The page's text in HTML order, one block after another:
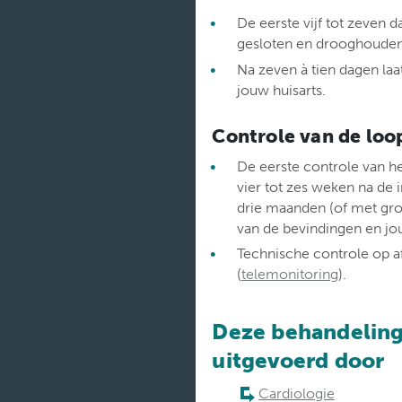
De eerste vijf tot zeven
gesloten en
Na zeven à tien dagen
jouw huisarts.
Controle van de
De eerste controle van
vier tot zes weken na de
drie maanden (of met
van de
Technische controle op
(telemonitoring).
Deze
uitgevoerd door
Cardiologie